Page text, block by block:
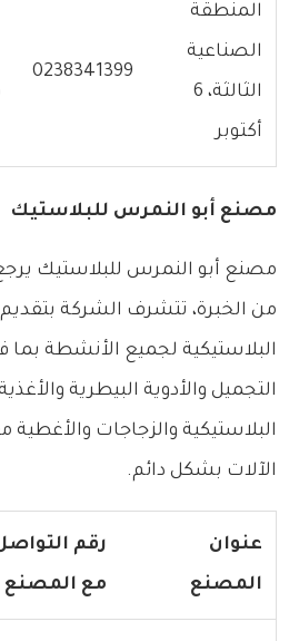
المنطقة
الصناعية
الثالثة، 6
أكتوبر
0238341399
مصنع أبو النمرس للبلاستيك
من الخبرة، تتشرف الشركة بتقديم
البلاستيكية لجميع الأنشطة
التجميل والأدوية البيطرية
البلاستيكية والزجاجات
الآلات بشكل دائم.
عنوان
المصنع
رقم
مع المصنع